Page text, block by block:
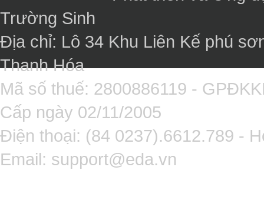
Trường Sinh
Địa chỉ: Lô 34 Khu Liên Kế phú
Thanh Hóa
Mã số thuế: 2800886119 -
Cấp ngày 02/11/2005
Điện thoại: (84 0237).6612.789 -
Email: support@eda.vn